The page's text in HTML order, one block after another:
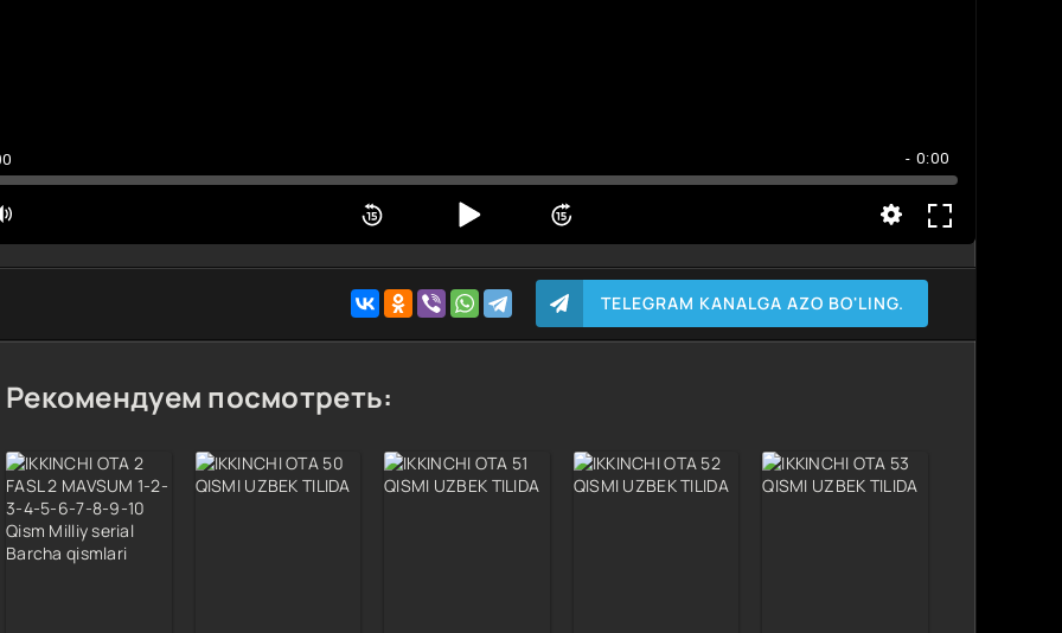
- 0:00
Qism
Qism
Qism
Qism
Qism
Qism
Qism
TELEGRAM KANALGA AZO BO'LING.
Рекомендуем посмотреть: